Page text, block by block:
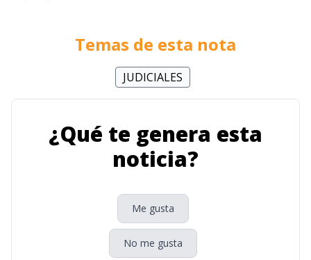
Temas de esta nota
JUDICIALES
¿Qué te genera esta
noticia?
Me gusta
No me gusta